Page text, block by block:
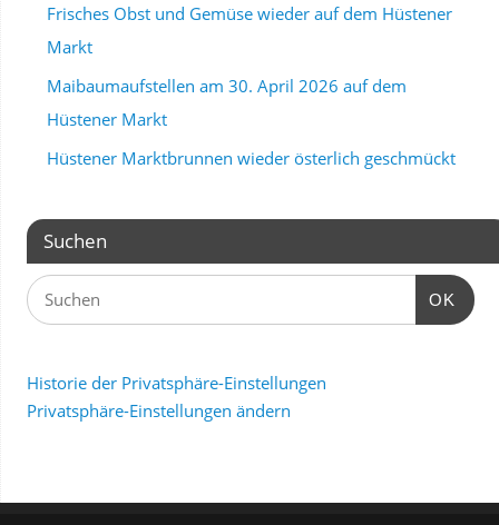
Frisches Obst und Gemüse wieder auf dem Hüstener
Markt
Maibaumaufstellen am 30. April 2026 auf dem
Hüstener Markt
Hüstener Marktbrunnen wieder österlich geschmückt
Suchen
OK
Historie der Privatsphäre-Einstellungen
Privatsphäre-Einstellungen ändern